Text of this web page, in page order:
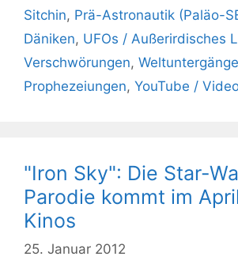
Sitchin, Prä-Astronautik (Paläo-
Däniken, UFOs / Außerirdisches
Verschwörungen,
Prophezeiungen, YouTube /
"Iron Sky": Die Star-
Parodie kommt im
Kinos
25. Januar 2012